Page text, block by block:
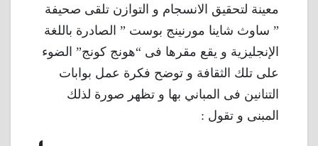
معينة لتحقيق الانسجام و التوازن تلقى صحيفة
” ساوث شاينا مورنينج بوست ” الصادرة باللغة
الإنجليزية و يقع مقرها فى “هونج كونج” الضوء
على تلك الثقافة و توضح فكرة عمل بوابات
التنانين فى المباني بها و تظهر صورة لذلك
المبنى و تقول :